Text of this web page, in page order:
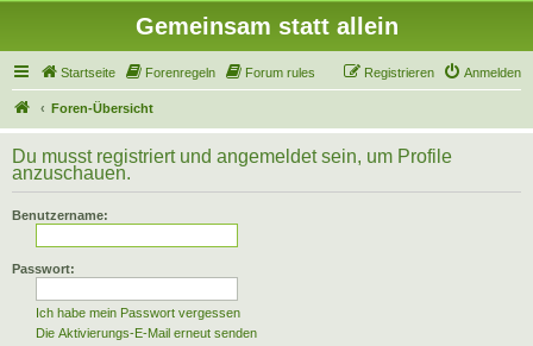
Gemeinsam statt allein
Startseite Forenregeln Forum rules Anmelden
Registrieren
Foren-Übersicht
Du musst registriert und angemeldet sein, um Profile
anzuschauen.
Benutzername:
Passwort:
Ich habe mein Passwort vergessen
Die Aktivierungs-E-Mail erneut senden